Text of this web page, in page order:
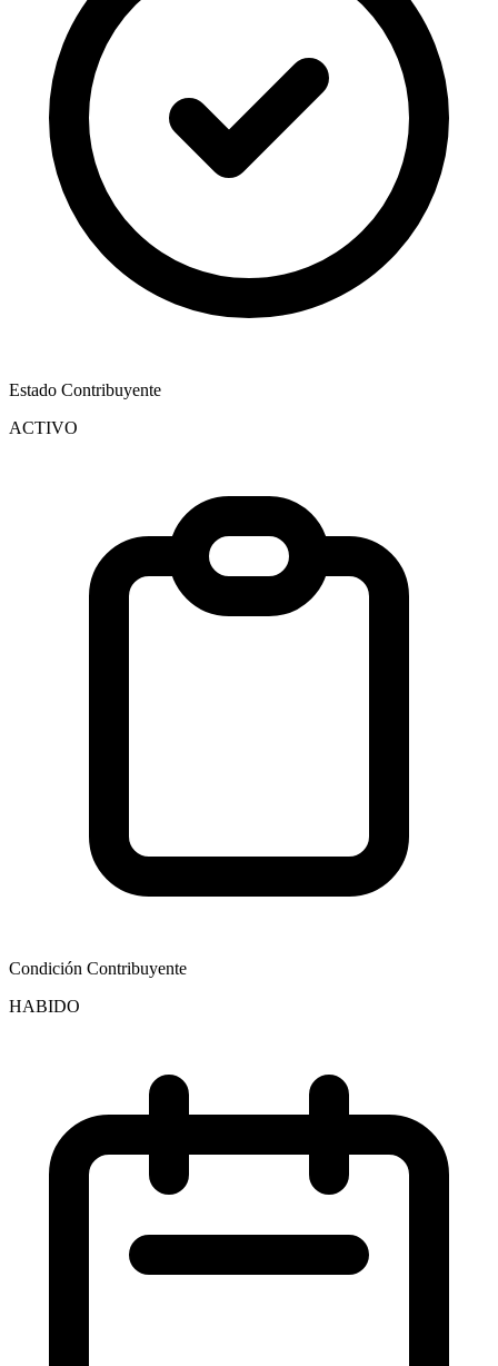
Estado Contribuyente
ACTIVO
Condición Contribuyente
HABIDO